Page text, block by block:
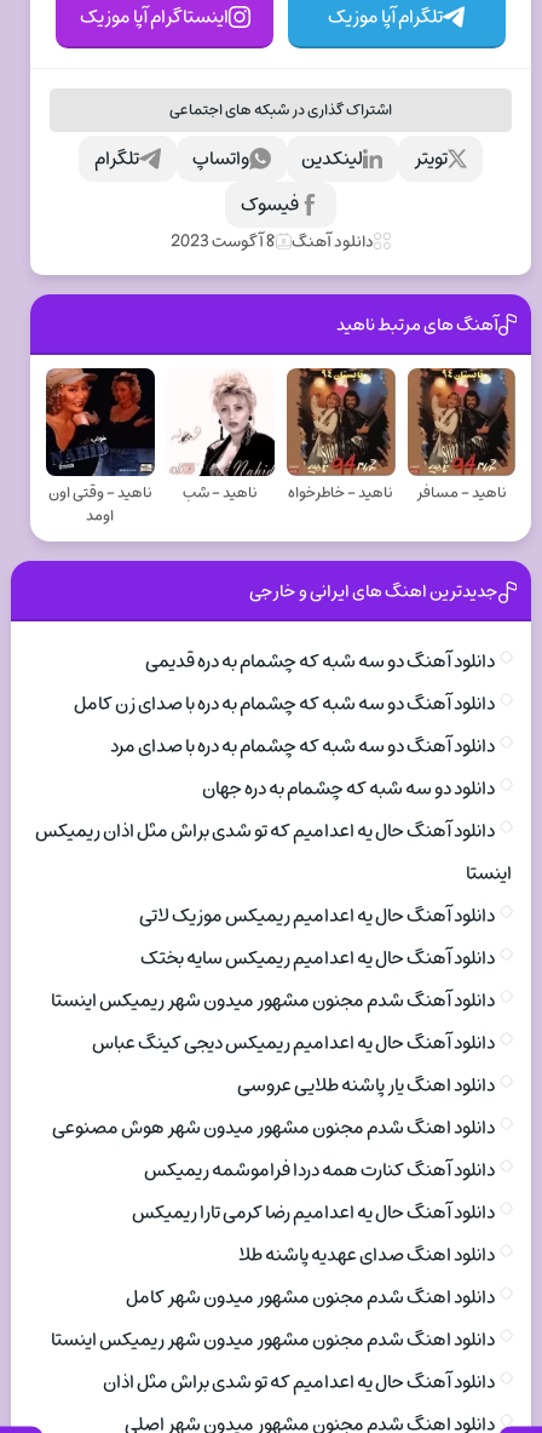
تلگرام آپا موزیک اینستاگرام آپا موزیک
اشتراک گذاری در شبکه های اجتماعی
تلگرام واتساپ لینکدین
تویتر
فیسوک
دانلود آهنگ 8 آگوست 2023
آهنگ های مرتبط ناهيد
ناهيد - مسافر ناهيد - خاطرخواه ناهيد - شب
ناهيد - وقتی اون
اومد
جدیدترین اهنگ های ایرانی و خارجی
دانلود آهنگ دو سه شبه که چشمام به دره قدیمی
دانلود آهنگ دو سه شبه که چشمام به دره با صدای زن کامل
دانلود آهنگ دو سه شبه که چشمام به دره با صدای مرد
دانلود دو سه شبه که چشمام به دره جهان
دانلود آهنگ حال یه اعدامیم که تو شدی براش مثل اذان ریمیکس
اینستا
دانلود آهنگ حال یه اعدامیم ریمیکس موزیک لاتی
دانلود آهنگ حال یه اعدامیم ریمیکس سایه بختک
دانلود آهنگ شدم مجنون مشهور میدون شهر ریمیکس اینستا
دانلود آهنگ حال یه اعدامیم ریمیکس دیجی کینگ عباس
دانلود اهنگ یار پاشنه طلایی عروسی
دانلود اهنگ شدم مجنون مشهور میدون شهر هوش مصنوعی
دانلود آهنگ کنارت همه دردا فراموشمه ریمیکس
دانلود آهنگ حال یه اعدامیم رضا کرمی تارا ریمیکس
دانلود اهنگ صدای عهدیه پاشنه طلا
دانلود اهنگ شدم مجنون مشهور میدون شهر کامل
دانلود اهنگ شدم مجنون مشهور میدون شهر ریمیکس اینستا
دانلود آهنگ حال یه اعدامیم که تو شدی براش مثل اذان
دانلود اهنگ شدم مجنون مشهور میدون شهر اصلی